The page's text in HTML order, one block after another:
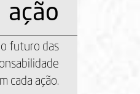
futuro das
cada ação.